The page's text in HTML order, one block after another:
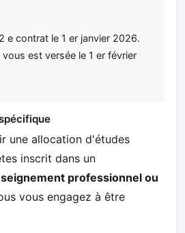
e contrat le 1 er janvier 2026.
est versée le 1 er février
une allocation d'études
inscrit dans un
professionnel ou
vous engagez à être